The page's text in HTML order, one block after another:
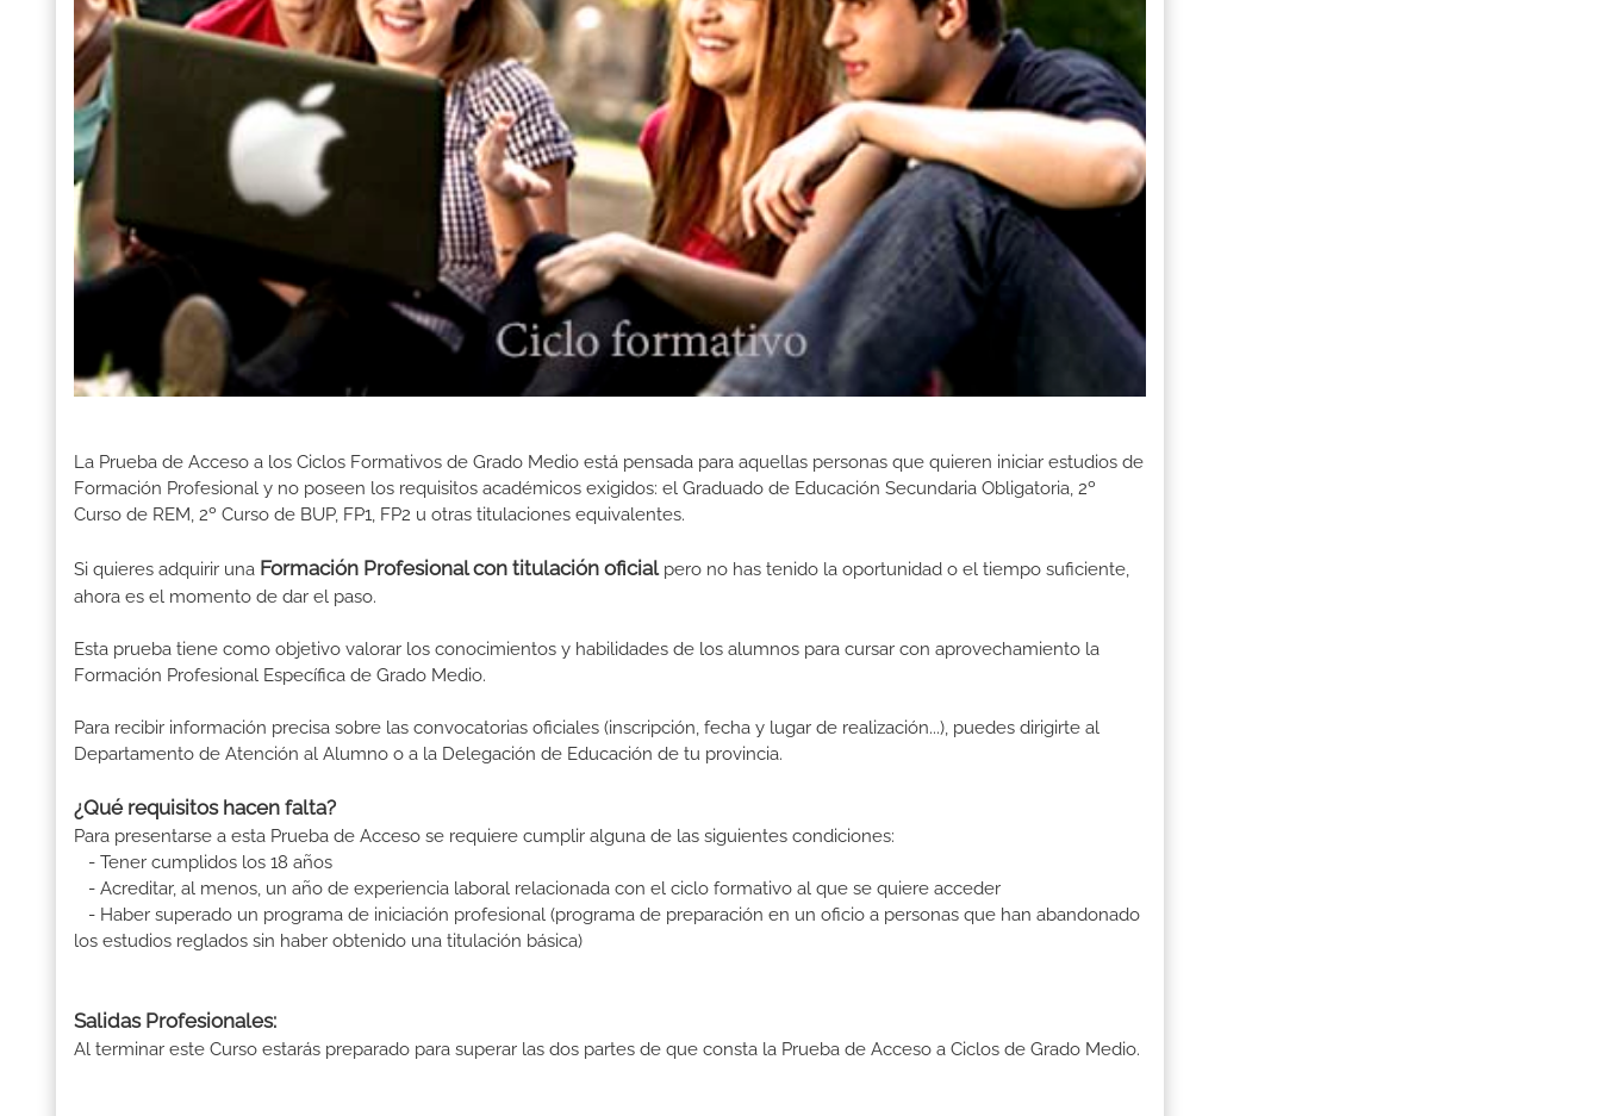
La Prueba de Acceso a los Ciclos Formativos de Grado Medio está pensada para aquellas personas que quieren iniciar estudios de
Formación Profesional y no poseen los requisitos académicos exigidos: el Graduado de Educación Secundaria Obligatoria, 2º
Curso de REM, 2º Curso de BUP, FP1, FP2 u otras titulaciones equivalentes.
Si quieres adquirir una Formación Profesional con titulación oficialpero no has tenido la oportunidad o el tiempo suficiente,
ahora es el momento de dar el paso.
Esta prueba tiene como objetivo valorar los conocimientos y habilidades de los alumnos para cursar con aprovechamiento la
Formación Profesional Específica de Grado Medio.
Para recibir información precisa sobre las convocatorias oficiales (inscripción, fecha y lugar de realización...), puedes dirigirte al
Departamento de Atención al Alumno o a la Delegación de Educación de tu provincia.
¿Qué requisitos hacen falta?
Para presentarse a esta Prueba de Acceso se requiere cumplir alguna de las siguientes condiciones:
- Tener cumplidos los 18 años
- Acreditar, al menos, un año de experiencia laboral relacionada con el ciclo formativo al que se quiere acceder
- Haber superado un programa de iniciación profesional (programa de preparación en un oficio a personas que han abandonado
los estudios reglados sin haber obtenido una titulación básica)
Salidas Profesionales:
Al terminar este Curso estarás preparado para superar las dos partes de que consta la Prueba de Acceso a Ciclos de Grado Medio.